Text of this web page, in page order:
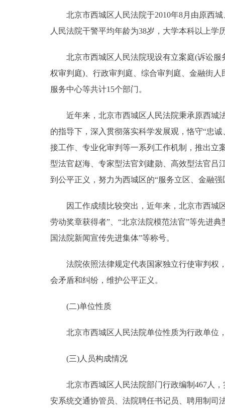
北京市西城区人民法院于2010年8月由原西城
人民法院干警平均年龄为38岁，大学本科以上学
北京市西城区人民法院现设有立案庭(诉讼服
权审判庭)、行政审判庭、综合审判庭、金融街
服务中心等共计15个部门。
近年来，北京市西城区人民法院秉承原西城法
的指导下，深入贯彻落实科学发展观，恪守“忠
接工作、专业化审判等一系列工作机制，推出立
型法官赵海、专家型法官刘建勋、高效型法官吕
到公平正义，努力为西城区的“服务立区、金融
因工作成绩比较突出，近年来，北京市西城区
劳动奖章获得者”、“北京法院模范法官”等先进
国法院新闻宣传先进集体”等称号。
法院依照法律规定代表国家独立行使审判权，
会矛盾和纠纷，维护公平正义。
(二)单位性质
北京市西城区人民法院单位性质为行政单位
(三)人员构成情况
北京市西城区人民法院部门行政编制467人，
安系统交通协管员、法院聘任书记员、聘用制司